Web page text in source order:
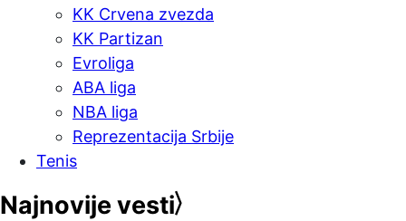
KK Crvena zvezda
KK Partizan
Evroliga
ABA liga
NBA liga
Reprezentacija Srbije
Tenis
Najnovije vesti